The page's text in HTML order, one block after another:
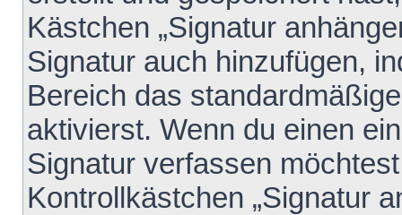
Kästchen „Signatur
Signatur auch hinzufügen,
Bereich das
aktivierst. Wenn du einen
Signatur verfassen
Kontrollkästchen „Signatur